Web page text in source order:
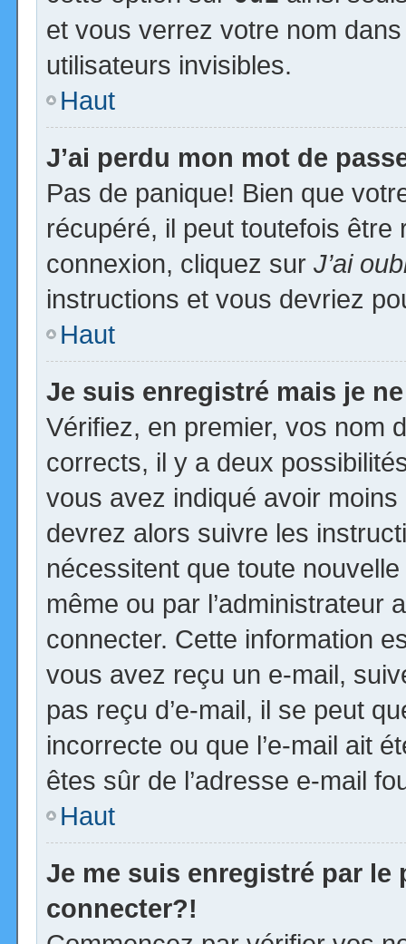
et vous verrez votre nom
utilisateurs invisibles.
Haut
J’ai perdu mon mot de
Pas de panique! Bien que
récupéré, il peut toutefois
connexion, cliquez sur J’ai
instructions et vous devriez
Haut
Je suis enregistré mais je
Vérifiez, en premier, vos nom
corrects, il y a deux
vous avez indiqué avoir
devrez alors suivre les
nécessitent que toute
même ou par l’administrateur
connecter. Cette information
vous avez reçu un e-mail,
pas reçu d’e-mail, il se peut
incorrecte ou que l’e-mail ait
êtes sûr de l’adresse e-mail
Haut
Je me suis enregistré par le
connecter?!